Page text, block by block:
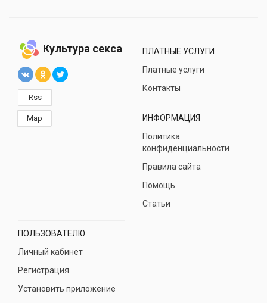
Культура секса
Rss
Map
ПЛАТНЫЕ УСЛУГИ
Платные услуги
Контакты
ИНФОРМАЦИЯ
Политика
конфиденциальности
Правила сайта
Помощь
Статьи
ПОЛЬЗОВАТЕЛЮ
Личный кабинет
Регистрация
Установить приложение